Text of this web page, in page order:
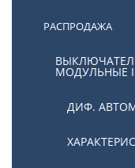
РАСПРОДАЖА
МОДУЛЬНЫЕ
ДИФ.